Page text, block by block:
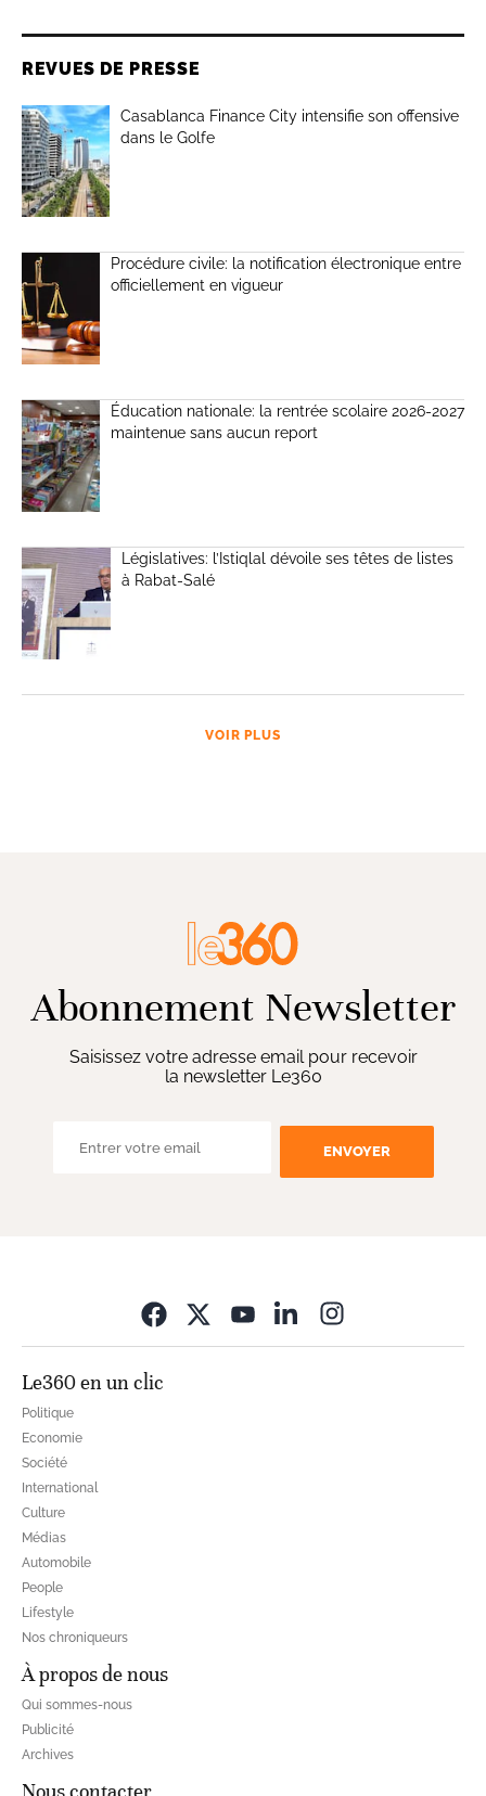
REVUES DE PRESSE
Casablanca Finance City intensifie son offensive
dans le Golfe
Procédure civile: la notification électronique entre
officiellement en vigueur
Éducation nationale: la rentrée scolaire 2026-2027
maintenue sans aucun report
Législatives: l’Istiqlal dévoile ses têtes de listes
à Rabat-Salé
VOIR PLUS
Abonnement Newsletter
Saisissez votre adresse email pour recevoir
la newsletter Le360
ENVOYER
Le360 en un clic
Politique
Economie
Société
International
Culture
Médias
Automobile
People
Lifestyle
Nos chroniqueurs
À propos de nous
Qui sommes-nous
Publicité
Archives
Nous contacter